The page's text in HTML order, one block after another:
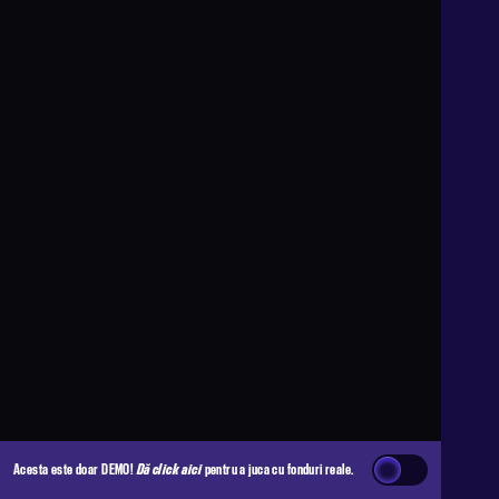
Acesta este doar DEMO!Dă click aicipentru a juca cu fonduri reale.